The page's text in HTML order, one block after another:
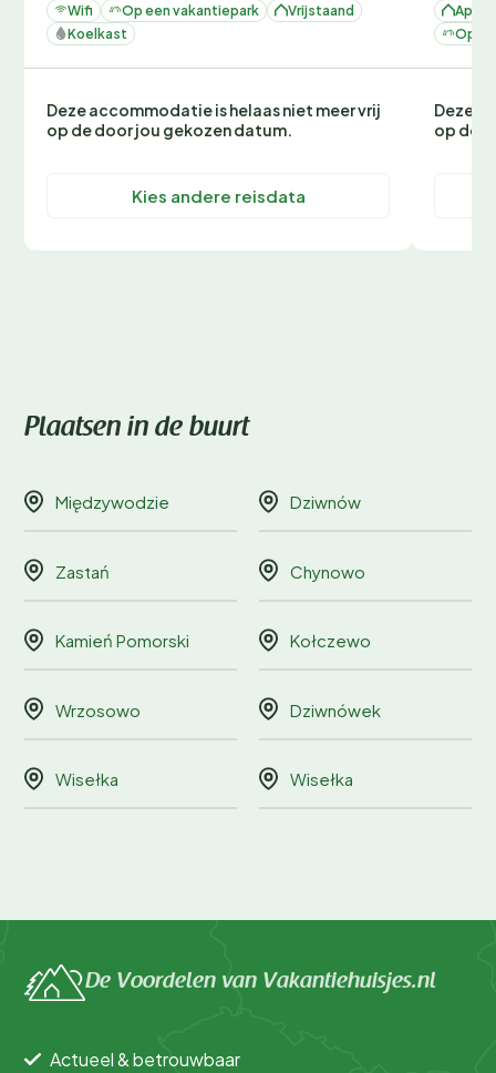
Wifi Op een vakantiepark
Vrijstaand
Koelkast
Deze accommodatie is helaas niet meer vrij
op de door jou gekozen datum.
Kies andere reisdata
Op
Deze
op de
Plaatsen in de buurt
Międzywodzie Dziwnów
Zastań Chynowo
Kamień Pomorski Kołczewo
Wrzosowo Dziwnówek
Wisełka Wisełka
De Voordelen van Vakantiehuisjes.nl
Actueel & betrouwbaar